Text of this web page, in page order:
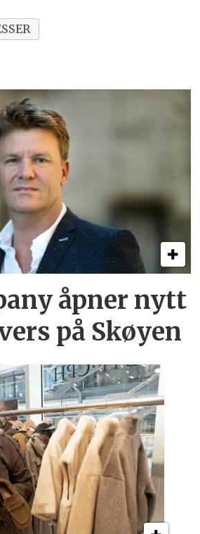
åpner nytt
på Skøyen